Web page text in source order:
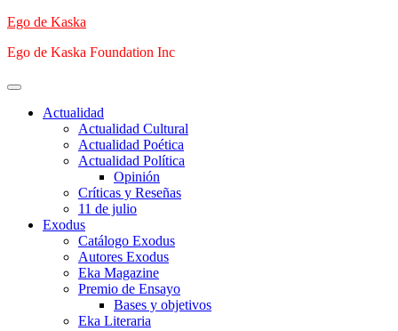
Saltar
contenido
Ego de Kaska
Ego de Kaska Foundation Inc
Menú
principalActualidad
Actualidad Cultural
Actualidad Poética
Actualidad Política
Opinión
Críticas y Reseñas
11 de julio
Exodus
Catálogo Exodus
Autores Exodus
Eka Magazine
Premio de Ensayo
Bases y objetivos
Eka Literaria